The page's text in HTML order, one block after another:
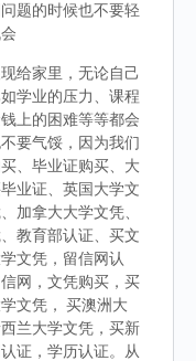
题的时候也不要轻
给家里，无论自己
学业的压力、课程
上的困难等等都会
要气馁，因为我们
、毕业证购买、大
业证、英国大学文
加拿大大学文凭、
教育部认证、买文
文凭，留信网认
网，文凭购买，买
文凭， 买澳洲大
兰大学文凭，买新
证，学历认证。从